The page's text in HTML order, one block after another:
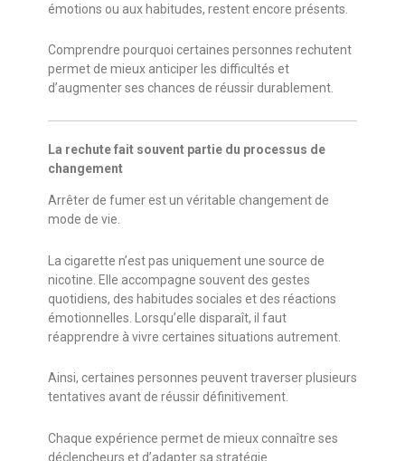
émotions ou aux habitudes, restent encore présents.
Comprendre pourquoi certaines personnes rechutent
permet de mieux anticiper les difficultés et
d’augmenter ses chances de réussir durablement.
La rechute fait souvent partie du processus de
changement
Arrêter de fumer est un véritable changement de
mode de vie.
La cigarette n’est pas uniquement une source de
nicotine. Elle accompagne souvent des gestes
quotidiens, des habitudes sociales et des réactions
émotionnelles. Lorsqu’elle disparaît, il faut
réapprendre à vivre certaines situations autrement.
Ainsi, certaines personnes peuvent traverser plusieurs
tentatives avant de réussir définitivement.
Chaque expérience permet de mieux connaître ses
déclencheurs et d’adapter sa stratégie.